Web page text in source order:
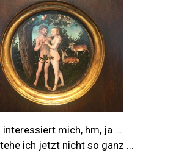
interessiert mich, hm, ja ...
ich jetzt nicht so ganz ...